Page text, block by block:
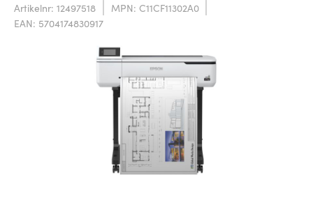
Artikelnr: 12497518
MPN: C11CF11302A0
EAN: 5704174830917